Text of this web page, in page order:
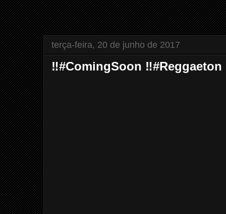
terça-feira, 20 de junho de 2017
‼️#ComingSoon ‼️#Reggaeton